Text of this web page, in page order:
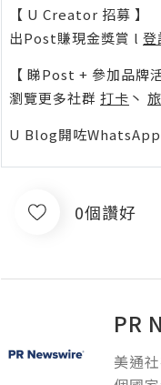
【 U Creator 招募 】
出Post賺現金獎賞 l 登
【 睇Post + 參加品牌
瀏覽更多社群 打卡 丶
U Blog開咗WhatsApp
0個讚好
PR
美通